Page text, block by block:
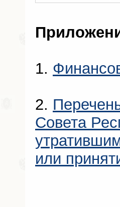
1.
2.
Совета
или